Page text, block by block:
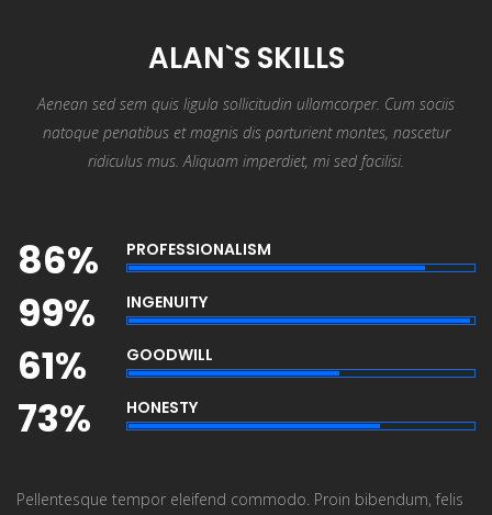
ALAN`S SKILLS
Aenean sed sem quis ligula sollicitudin ullamcorper. Cum sociis
natoque penatibus et magnis dis parturient montes, nascetur
ridiculus mus. Aliquam imperdiet, mi sed facilisi.
PROFESSIONALISM
86%
INGENUITY
99%
GOODWILL
61%
HONESTY
73%
Pellentesque tempor eleifend commodo. Proin bibendum, felis